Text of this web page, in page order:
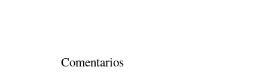
Comentarios